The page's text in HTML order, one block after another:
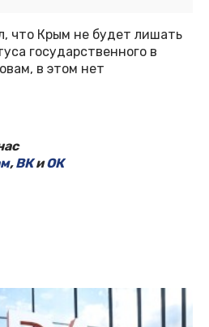
что Крым не будет лишать
государственного в
в этом нет
,ВКиОК